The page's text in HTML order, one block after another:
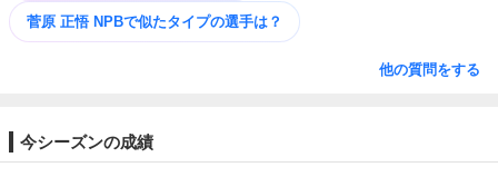
菅原 正悟 NPBで似たタイプの選手は？
他の質問をする
今シーズンの成績